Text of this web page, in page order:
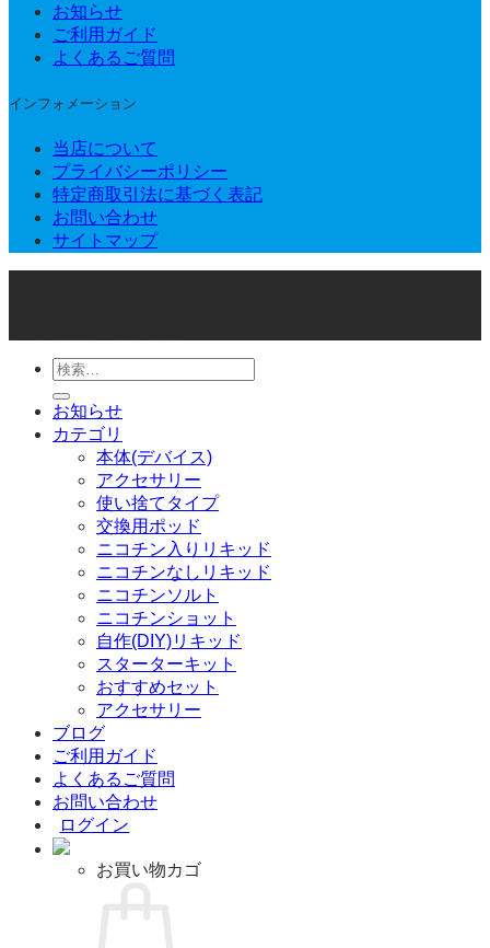
お知らせ
ご利用ガイド
よくあるご質問
インフォメーション
当店について
プライバシーポリシー
特定商取引法に基づく表記
お問い合わせ
サイトマップ
検
索
対
象:
お知らせ
カテゴリ
本体(デバイス)
アクセサリー
使い捨てタイプ
交換用ポッド
ニコチン入りリキッド
ニコチンなしリキッド
ニコチンソルト
ニコチンショット
自作(DIY)リキッド
スターターキット
おすすめセット
アクセサリー
ブログ
ご利用ガイド
よくあるご質問
お問い合わせ
ログイン
お買い物カゴ